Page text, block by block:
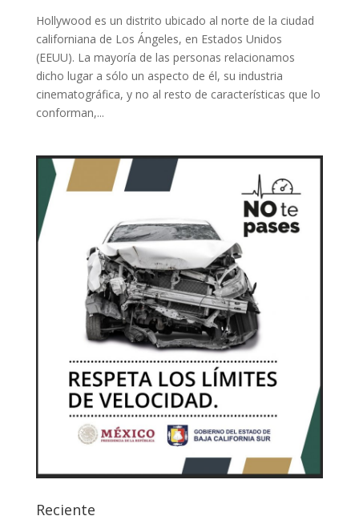
Hollywood es un distrito ubicado al norte de la ciudad
californiana de Los Ángeles, en Estados Unidos
(EEUU). La mayoría de las personas relacionamos
dicho lugar a sólo un aspecto de él, su industria
cinematográfica, y no al resto de características que lo
conforman,...
Reciente